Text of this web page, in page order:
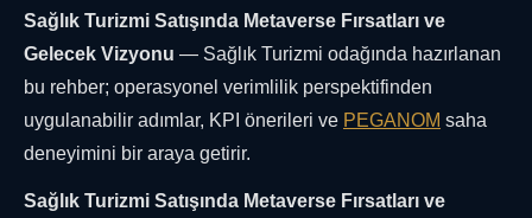
Sağlık Turizmi Satışında Metaverse Fırsatları ve
Gelecek Vizyonu — Sağlık Turizmi odağında hazırlanan
bu rehber; operasyonel verimlilik perspektifinden
uygulanabilir adımlar, KPI önerileri ve PEGANOM saha
deneyimini bir araya getirir.
Sağlık Turizmi Satışında Metaverse Fırsatları ve